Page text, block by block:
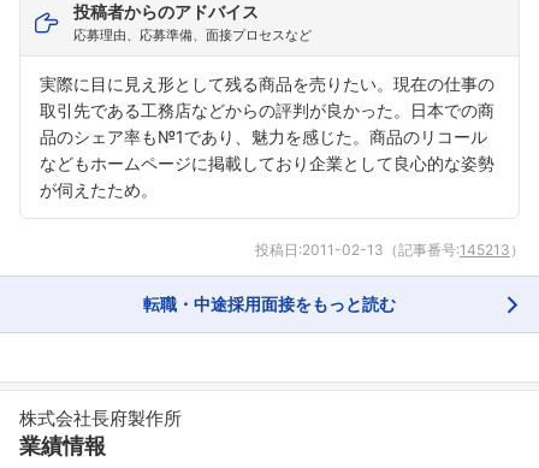
こちらの企業もフォローしませんか？
投稿者からのアドバイス
応募理由、応募準備、面接プロセスなど
実際に目に見え形として残る商品を売りたい。現在の仕事の
取引先である工務店などからの評判が良かった。日本での商
品のシェア率も№1であり、魅力を感じた。商品のリコール
などもホームページに掲載しており企業として良心的な姿勢
が伺えたため。
投稿日:2011-02-13 （記事番号:145213 ）
転職・中途採用面接をもっと読む
株式会社長府製作所
業績情報